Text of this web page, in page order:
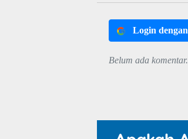
Login
Belum ada